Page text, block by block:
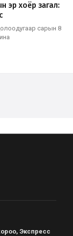
эр хоёр загал:
сарын 8
Экспресс